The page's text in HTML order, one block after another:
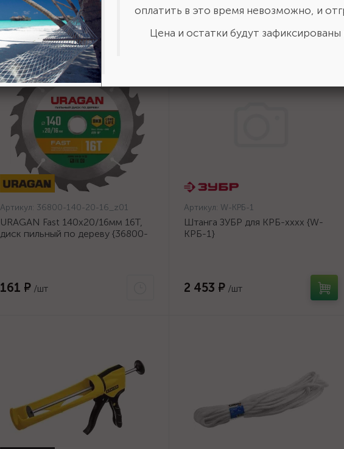
Артикул: 36800-140-20-16_z01
URAGAN Fast 140x20/16мм 16Т,
диск пильный по дереву {36800-
161 ₽ /шт
Артикул: W-КРБ-1
Штанга ЗУБР для КРБ-хххх {W-
КРБ-1}
2 453 ₽ /шт
оплатить в это время невозможно, и
Цена и остатки будут зафиксированы